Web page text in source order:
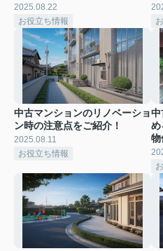
2025.08.22
お役立ち情報
中古マンションのリノベーショ
ン時の注意点をご紹介！
2025.08.11
お役立ち情報
中
め
物